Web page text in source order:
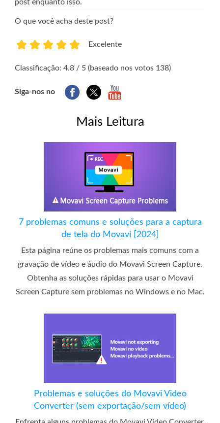
post enquanto isso.
O que você acha deste post?
Excelente
Classificação: 4.8 / 5 (baseado nos votos 138)
Siga-nos no
Mais Leitura
7 problemas comuns e soluções para a captura
de tela do Movavi [2024]
Esta página reúne os problemas mais comuns com a
gravação de vídeo e áudio do Movavi Screen Capture.
Obtenha as soluções rápidas para usar o Movavi
Screen Capture sem problemas no Windows e no Mac.
Problemas e soluções do Movavi Video
Converter (sem exportação/sem vídeo)